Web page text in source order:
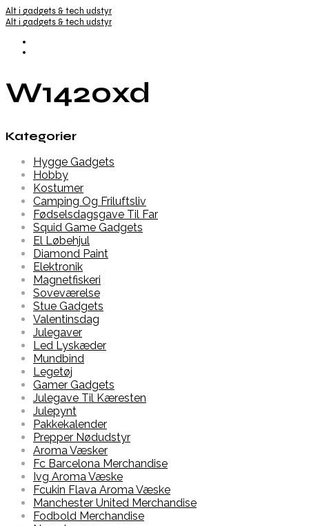
Alt i gadgets & tech udstyr
Alt i gadgets & tech udstyr
W1420xd
Kategorier
Hygge Gadgets
Hobby
Kostumer
Camping Og Friluftsliv
Fødselsdagsgave Til Far
Squid Game Gadgets
El Løbehjul
Diamond Paint
Elektronik
Magnetfiskeri
Soveværelse
Stue Gadgets
Valentinsdag
Julegaver
Led Lyskæder
Mundbind
Legetøj
Gamer Gadgets
Julegave Til Kæresten
Julepynt
Pakkekalender
Prepper Nødudstyr
Aroma Væsker
Fc Barcelona Merchandise
Ivg Aroma Væske
Fcukin Flava Aroma Væske
Manchester United Merchandise
Fodbold Merchandise